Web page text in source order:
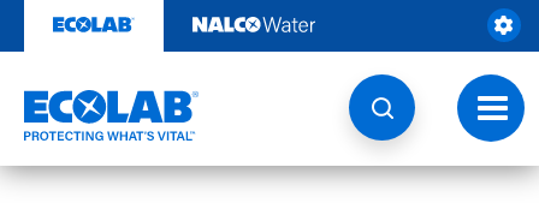
innehåll
Ändra